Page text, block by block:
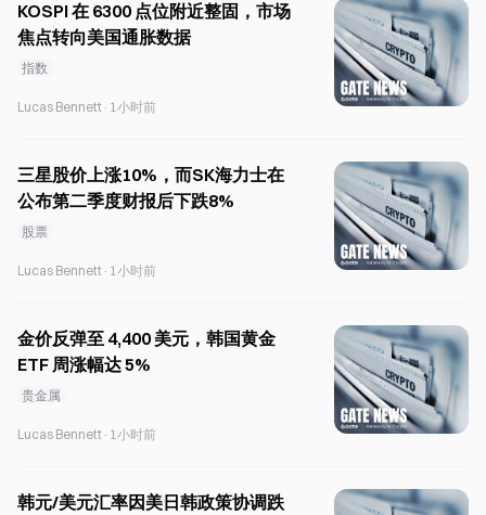
KOSPI 在 6300 点位附近整固，市场
焦点转向美国通胀数据
指数
Lucas Bennett · 1小时前
三星股价上涨10%，而SK海力士在
公布第二季度财报后下跌8%
股票
Lucas Bennett · 1小时前
金价反弹至 4,400 美元，韩国黄金
ETF 周涨幅达 5%
贵金属
Lucas Bennett · 1小时前
韩元/美元汇率因美日韩政策协调跌